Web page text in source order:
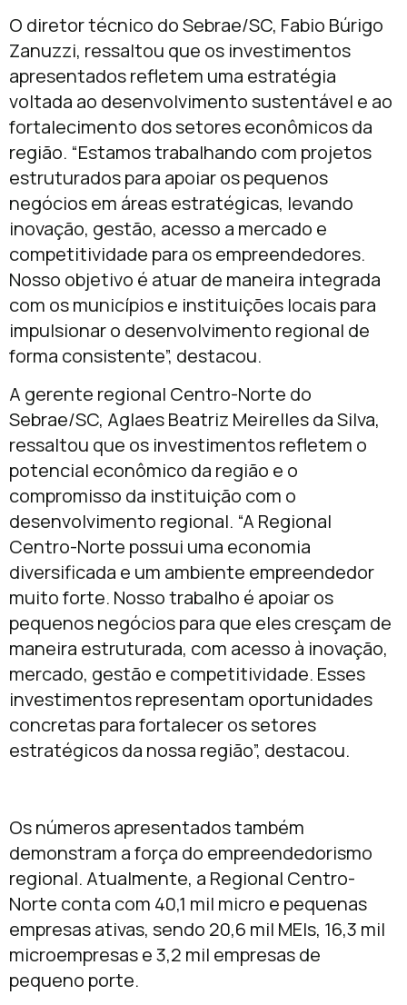
O diretor técnico do Sebrae/SC, Fabio Búrigo
Zanuzzi, ressaltou que os investimentos
apresentados refletem uma estratégia
voltada ao desenvolvimento sustentável e ao
fortalecimento dos setores econômicos da
região. “Estamos trabalhando com projetos
estruturados para apoiar os pequenos
negócios em áreas estratégicas, levando
inovação, gestão, acesso a mercado e
competitividade para os empreendedores.
Nosso objetivo é atuar de maneira integrada
com os municípios e instituições locais para
impulsionar o desenvolvimento regional de
forma consistente”, destacou.
A gerente regional Centro-Norte do
Sebrae/SC, Aglaes Beatriz Meirelles da Silva,
ressaltou que os investimentos refletem o
potencial econômico da região e o
compromisso da instituição com o
desenvolvimento regional. “A Regional
Centro-Norte possui uma economia
diversificada e um ambiente empreendedor
muito forte. Nosso trabalho é apoiar os
pequenos negócios para que eles cresçam de
maneira estruturada, com acesso à inovação,
mercado, gestão e competitividade. Esses
investimentos representam oportunidades
concretas para fortalecer os setores
estratégicos da nossa região”, destacou.
Os números apresentados também
demonstram a força do empreendedorismo
regional. Atualmente, a Regional Centro-
Norte conta com 40,1 mil micro e pequenas
empresas ativas, sendo 20,6 mil MEIs, 16,3 mil
microempresas e 3,2 mil empresas de
pequeno porte.